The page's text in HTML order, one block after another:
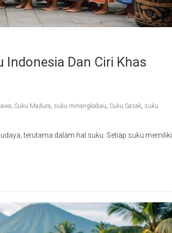
Indonesia Dan Ciri Khas
, Suku Madura, suku minangkabau, Suku Sasak, suku
terutama dalam hal suku. Setiap suku memiliki